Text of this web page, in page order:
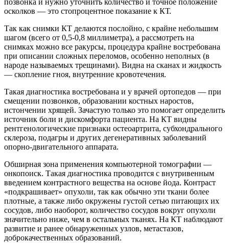
позвонка и нужно уточнить количество и точное положение
осколков — это стопроцентное показание к КТ.
Так как снимки КТ делаются послойно, с крайне небольшим
шагом (всего от 0,5-0,8 миллиметра), а рассмотреть на
снимках можно все ракурсы, процедура крайне востребована
при описании сложных переломов, особенно неполных (в
народе называемых трещинами). Видна на сканах и жидкость
— скопление гноя, внутренние кровотечения.
Такая диагностика востребована и у врачей ортопедов — при
смещении позвонков, образовании костных наростов,
истончении хрящей. Зачастую только это помогает определить
источник боли и дискомфорта пациента. На КТ видны
рентгенологические признаки остеоартрита, субхондрального
склероза, подагры и других дегенеративных заболеваний
опорно-двигательного аппарата.
Обширная зона применения компьютерной томографии —
онкопоиск. Такая диагностика проводится с внутривенным
введением контрастного вещества на основе йода. Контраст
«подкрашивает» опухоли, так как обычно эти ткани более
плотные, а также либо окружены густой сетью питающих их
сосудов, либо наоборот, количество сосудов вокруг опухоли
значительно ниже, чем в остальных тканях. На КТ наблюдают
развитие и ранее обнаруженных узлов, метастазов,
доброкачественных образований.